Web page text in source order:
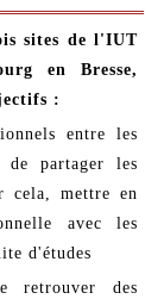
sites de l'IUT
en Bresse,
:
entre les
partager les
cela, mettre en
avec les
d'études
retrouver des